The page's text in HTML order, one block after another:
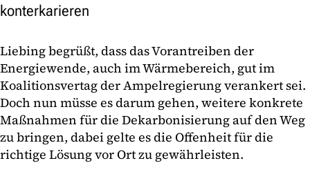
konterkarieren
Liebing begrüßt, dass das Vorantreiben der
Energiewende, auch im Wärmebereich, gut im
Koalitionsvertag der Ampelregierung verankert sei.
Doch nun müsse es darum gehen, weitere konkrete
Maßnahmen für die Dekarbonisierung auf den Weg
zu bringen, dabei gelte es die Offenheit für die
richtige Lösung vor Ort zu gewährleisten.